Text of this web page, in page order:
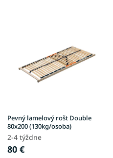
Pevný lamelový rošt Double
80x200 (130kg/osoba)
2-4 týždne
80 €